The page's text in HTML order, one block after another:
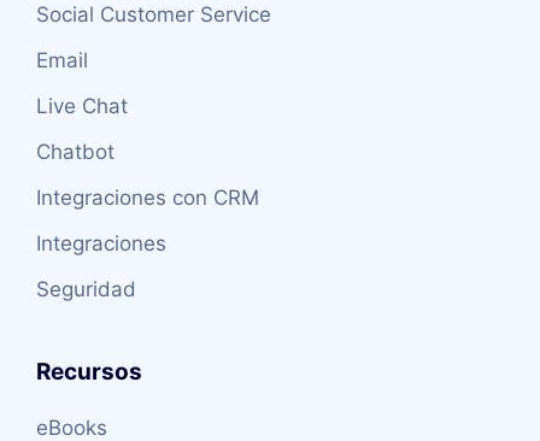
Social Customer Service
Email
Live Chat
Chatbot
Integraciones con CRM
Integraciones
Seguridad
Recursos
eBooks